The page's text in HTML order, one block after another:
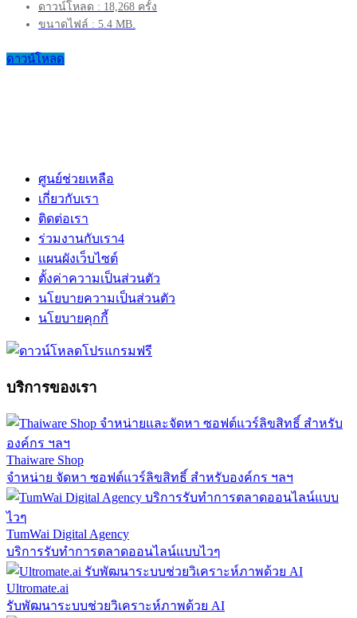
ดาวน์โหลด : 18,268 ครั้ง
ขนาดไฟล์ : 5.4 MB.
ดาวน์โหลด
ศูนย์ช่วยเหลือ
เกี่ยวกับเรา
ติดต่อเรา
ร่วมงานกับเรา4
แผนผังเว็บไซต์
ตั้งค่าความเป็นส่วนตัว
นโยบายความเป็นส่วนตัว
นโยบายคุกกี้
บริการของเรา
Thaiware Shop
จำหน่าย จัดหา ซอฟต์แวร์ลิขสิทธิ์ สำหรับองค์กร ฯลฯ
TumWai Digital Agency
บริการรับทำการตลาดออนไลน์แบบไวๆ
Ultromate.ai
รับพัฒนาระบบช่วยวิเคราะห์ภาพด้วย AI